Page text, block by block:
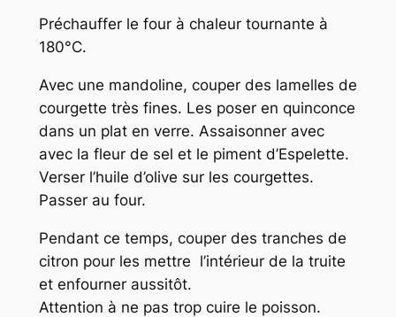
Préchauffer le four à chaleur tournante à
180°C.
Avec une mandoline, couper des lamelles de
courgette très fines. Les poser en quinconce
dans un plat en verre. Assaisonner avec
avec la fleur de sel et le piment d’Espelette.
Verser l’huile d’olive sur les courgettes.
Passer au four.
Pendant ce temps, couper des tranches de
citron pour les mettre l’intérieur de la truite
et enfourner aussitôt.
Attention à ne pas trop cuire le poisson.